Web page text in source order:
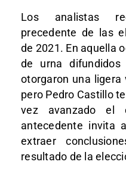
Los analistas
precedente de las
de 2021. En aquella
de urna
otorgaron una ligera
pero Pedro Castillo
vez avanzado el
antecedente invita
extraer
resultado de la